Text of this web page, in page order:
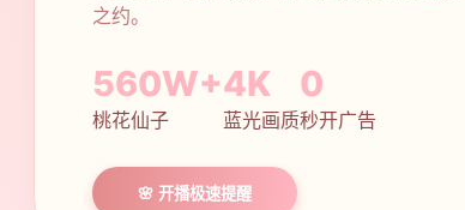
之约。
560W+
桃花仙子
4K
蓝光画质
0
秒开广告
🌸 开播极速提醒